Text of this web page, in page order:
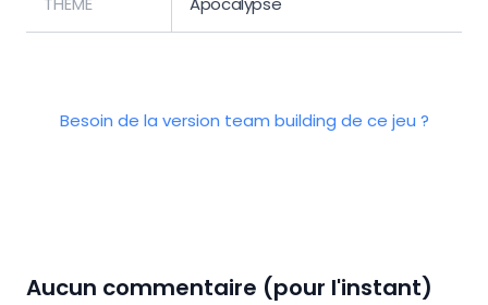
Besoin de la version team building de ce jeu ?
Aucun commentaire (pour l'instant)